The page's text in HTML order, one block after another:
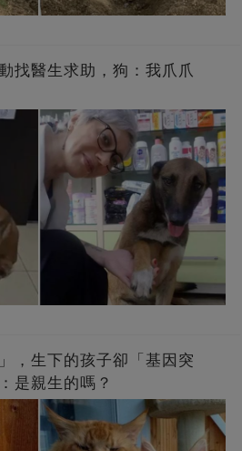
找醫生求助，狗：我爪爪
，生下的孩子卻「基因突
是親生的嗎？